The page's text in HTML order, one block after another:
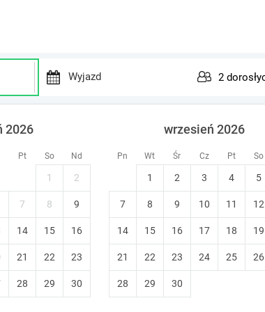
d
w
a
Pt So Nd Pn Wt Śr Cz Pt So
2026
1 2
7 8 9
14 15 16
21 22 23
28 29 30
wrzesień 2026
1 2 3 4 5
7 8 9 10 11 12
14 15 16 17 18 19
21 22 23 24 25 26
28 29 30
Forest Apartment Komfort blisko
Pobierowo
Bezpłatna zmiana terminu Natychmiastowa rezerwacja